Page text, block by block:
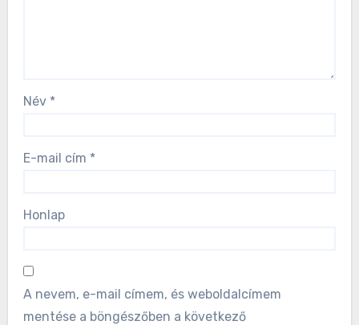
Név *
E-mail cím *
Honlap
A nevem, e-mail címem, és weboldalcímem
mentése a böngészőben a következő